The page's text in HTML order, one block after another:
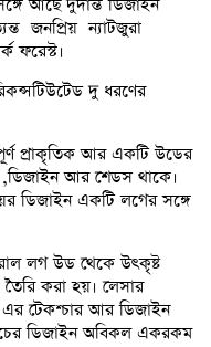
আছে দুর্দান্ত ডিজাইন
জনপ্রিয় ন্যাটজুরা
ফরেস্ট।
দু ধরণের
প্রাকৃতিক আর একটি উডের
,ডিজাইন আর শেডস থাকে।
ডিজাইন একটি লগের সঙ্গে
লগ উড থেকে উৎকৃষ্ট
করা হয়। লেসার
টেকশ্চার আর ডিজাইন
ডিজাইন অবিকল একরকম